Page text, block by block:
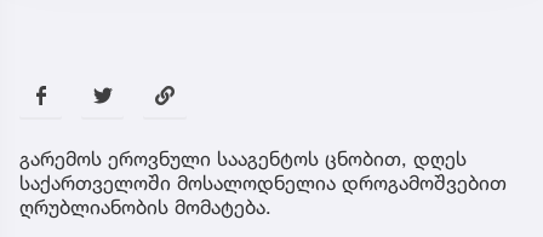
გარემოს ეროვნული სააგენტოს ცნობით, დღეს
საქართველოში მოსალოდნელია დროგამოშვებით
ღრუბლიანობის მომატება.